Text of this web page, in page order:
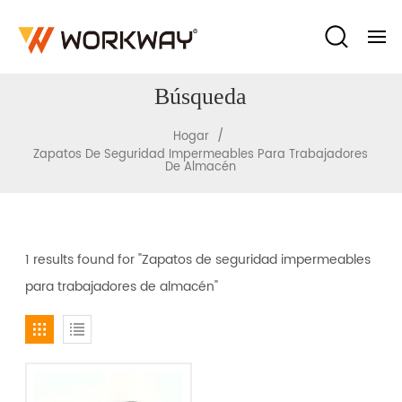
Búsqueda
Hogar /
Zapatos De Seguridad Impermeables Para Trabajadores
De Almacén
1 results found for "Zapatos de seguridad impermeables
para trabajadores de almacén"